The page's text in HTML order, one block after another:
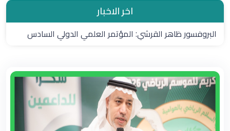
اخر الاخبار
البروفسور ظاهر القرشي: المؤتمر العلمي الدولي السادس
بالتقنية)